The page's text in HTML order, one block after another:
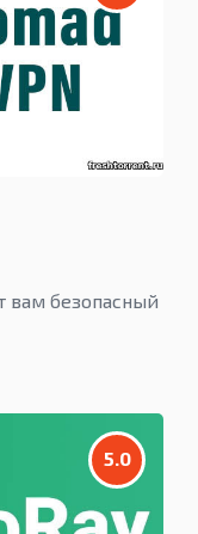
вам безопасный
5.0